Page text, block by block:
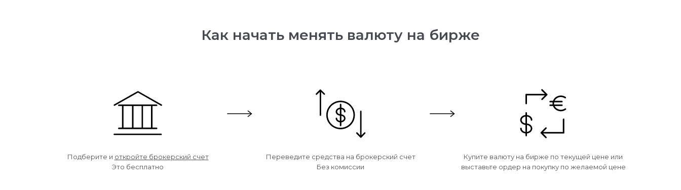
Как начать менять валюту на бирже
Подберите и откройте брокерский счет
Это бесплатно
Переведите средства на брокерский счет
Без комиссии
Купите валюту на бирже по текущей цене или
выставьте ордер на покупку по желаемой цене